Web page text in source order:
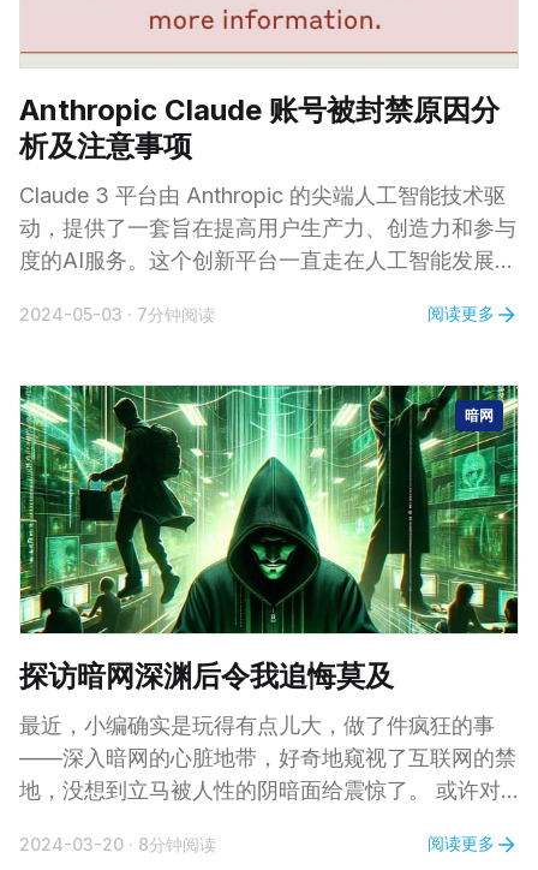
Anthropic Claude 账号被封禁原因分
析及注意事项
Claude 3 平台由 Anthropic 的尖端人工智能技术驱
动，提供了一套旨在提高用户生产力、创造力和参与
度的AI服务。这个创新平台一直走在人工智能发展的
目前用户广泛的反馈而言，Anthropic 旗下的
已成长为 OpenAI GPT-4 最有力的竞争对手。 然而,
随着越来越多的人蜂拥体验Claude所提供的服务，
在注册过程中出现了一个常见问题。许多用户报告，
在对他们最近的活动进行自动审查后，他们的账户会
被立即禁用。
2024-05-03 · 7分钟阅读 阅读更多
暗网
探访暗网深渊后令我追悔莫及
最近，小编确实是玩得有点儿大，做了件疯狂的事
——深入暗网的心脏地带，好奇地窥视了互联网的禁
地，没想到立马被人性的阴暗面给震惊了。 或许对
第一次接触到这个概念的人，我来简单科普一下：暗
2024-03-20 · 8分钟阅读 阅读更多